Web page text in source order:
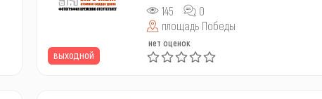
выходной
145
0
площадь Победы
нет оценок